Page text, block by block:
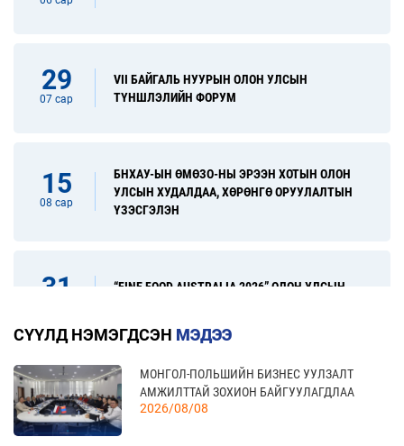
29
07 сар
VII БАЙГАЛЬ НУУРЫН ОЛОН УЛСЫН
ТҮНШЛЭЛИЙН ФОРУМ
15
08 сар
БНХАУ-ЫН ӨМӨЗО-НЫ ЭРЭЭН ХОТЫН ОЛОН
УЛСЫН ХУДАЛДАА, ХӨРӨНГӨ ОРУУЛАЛТЫН
ҮЗЭСГЭЛЭН
31
“FINE FOOD AUSTRALIA 2026” ОЛОН УЛСЫН
17
09 сар
“УЛААНБААТАР ТҮНШЛЭЛ 2026” ХҮНСНИЙ
САЛБАРЫН ОЛОН УЛСЫН ҮЗЭСГЭЛЭН
СҮҮЛД НЭМЭГДСЭН МЭДЭЭ
МОНГОЛ-ПОЛЬШИЙН БИЗНЕС УУЛЗАЛТ
АМЖИЛТТАЙ ЗОХИОН БАЙГУУЛАГДЛАА
2026/08/08